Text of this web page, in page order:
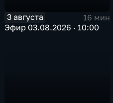
3 августа
16 мин
Эфир 03.08.2026 · 10:00